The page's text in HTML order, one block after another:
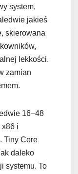
system,
jakieś
skierowana
lekkości.
zamian
16–48
x86 i
Tiny Core
daleko
systemu. To